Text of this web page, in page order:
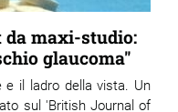
da maxi-studio:
glaucoma"
e il ladro della vista. Un
sul 'British Journal of